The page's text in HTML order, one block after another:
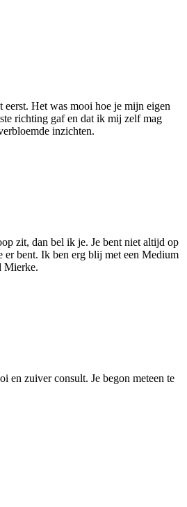
eerst. Het was mooi hoe je mijn eigen
richting gaf en dat ik mij zelf mag
inzichten.
zit, dan bel ik je. Je bent niet altijd op
bent. Ik ben erg blij met een Medium
Mierke.
en zuiver consult. Je begon meteen te